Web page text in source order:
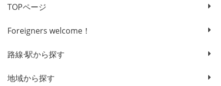
TOPページ
Foreigners welcome！
路線·駅から探す
地域から探す